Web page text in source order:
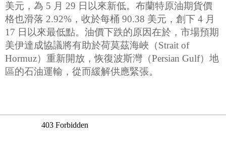
美元，為 5 月 29 日以來新低。布蘭特原油期貨價
格也滑落 2.92%，收於每桶 90.38 美元，創下 4 月
17 日以來最低點。油價下跌的原因在於，市場預期
美伊達成協議將有助於荷莫茲海峽（Strait of
Hormuz）重新開放，恢復波斯灣（Persian Gulf）地
區的石油運輸，從而緩解供應緊張。